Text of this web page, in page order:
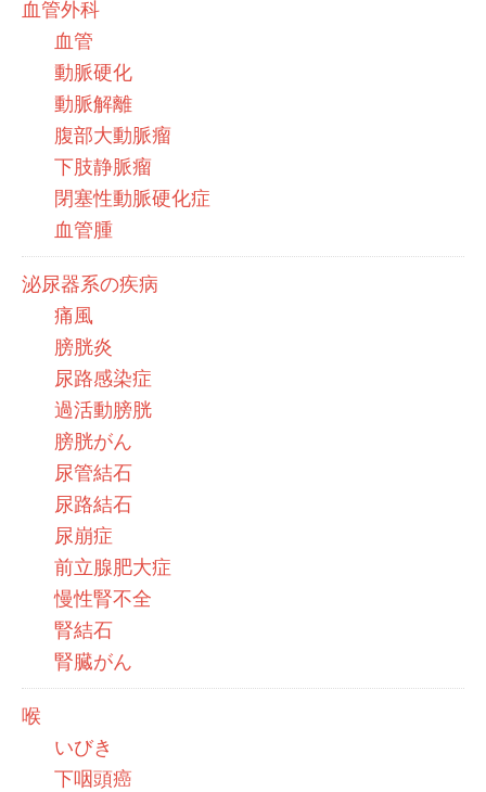
血管外科
血管
動脈硬化
動脈解離
腹部大動脈瘤
下肢静脈瘤
閉塞性動脈硬化症
血管腫
泌尿器系の疾病
痛風
膀胱炎
尿路感染症
過活動膀胱
膀胱がん
尿管結石
尿路結石
尿崩症
前立腺肥大症
慢性腎不全
腎結石
腎臓がん
喉
いびき
下咽頭癌